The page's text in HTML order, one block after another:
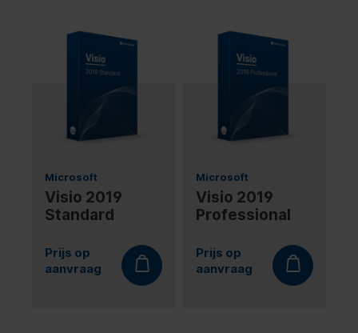
Microsoft
Visio 2019
Standard
Prijs op
aanvraag
Microsoft
Visio 2019
Professional
Prijs op
aanvraag